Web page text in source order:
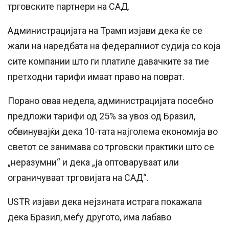
трговските партнери на САД.
Администрацијата на Трамп изјави дека ќе се
жали на наредбата на федералниот судија со која
сите компании што ги платиле давачките за тие
претходни тарифи имаат право на поврат.
Порано оваа недела, администрацијата посебно
предложи тарифи од 25% за увоз од Бразил,
обвинувајќи дека 10-тата најголема економија во
светот се занимава со трговски практики што се
„неразумни“ и дека „ја оптоваруваат или
ограничуваат трговијата на САД“.
USTR изјави дека нејзината истрага покажала
дека Бразил, меѓу другото, има лабаво